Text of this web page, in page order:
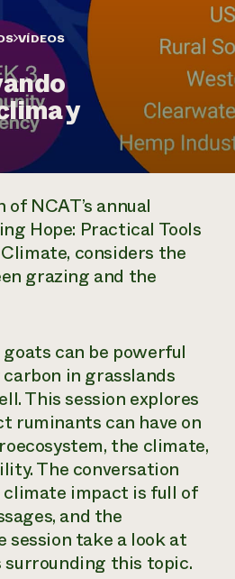
locales
de productos electrónicos
de NorthWestern Energy
comerciales
residenciales
de información AgriSolar
un
directa de
1-800-346-
de comunicación
a la
la
VÍDEOS
y
NCAT’s annual
Hope: Practical Tools
considers the
grazing and the
can be powerful
in grasslands
This session explores
ruminants can have on
the climate,
The conversation
climate impact is full of
and the
take a look at
surrounding this topic.